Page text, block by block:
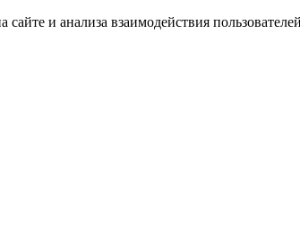
и анализа взаимодействия